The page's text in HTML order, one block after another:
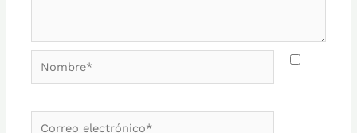
Nombre*
Correo